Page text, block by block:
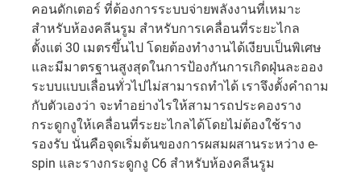
คอนดักเตอร์ ที่ต้องการระบบจ่ายพลังงานที่เหมาะ
สำหรับห้องคลีนรูม สำหรับการเคลื่อนที่ระยะไกล
ตั้งแต่ 30 เมตรขึ้นไป โดยต้องทำงานได้เงียบเป็นพิเศษ
และมีมาตรฐานสูงสุดในการป้องกันการเกิดฝุ่นละออง
ระบบแบบเลื่อนทั่วไปไม่สามารถทำได้ เราจึงตั้งคำถาม
กับตัวเองว่า จะทำอย่างไรให้สามารถประคองราง
กระดูกงูให้เคลื่อนที่ระยะไกลได้โดยไม่ต้องใช้ราง
รองรับ นั่นคือจุดเริ่มต้นของการผสมผสานระหว่าง e-
spin และรางกระดูกงู C6 สำหรับห้องคลีนรูม